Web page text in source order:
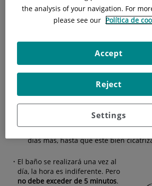
húmedo.
Intentar dejar la zona "al aire"
El cordón no debe sangrar, ni
Una vez caiga el cordón
días más, hasta que esté bien
El baño se realizará una vez al
día, la hora es indiferente. Pero
no debe exceder de 5 minutos.
the analysis of your navigation. For
please see our Política de
Settings
Reject
Accept